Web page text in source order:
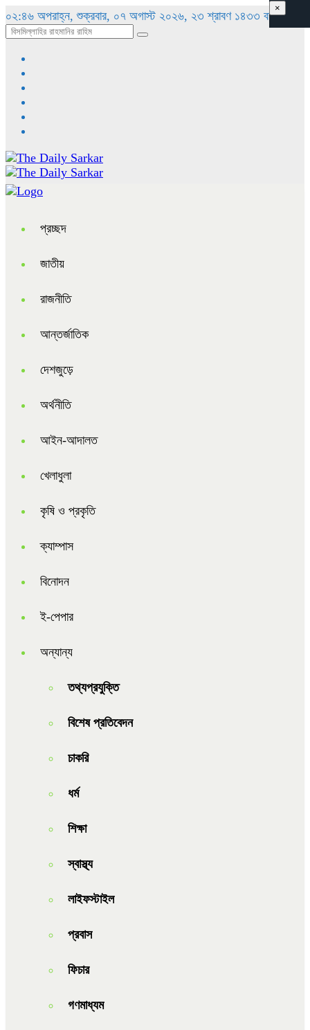
০২:৪৬ অপরাহ্ন, শুক্রবার, ০৭ অগাস্ট ২০২৬, ২৩ শ্রাবণ ১৪৩৩ বঙ্গাব্দ
প্রচ্ছদ
জাতীয়
রাজনীতি
আন্তর্জাতিক
দেশজুড়ে
অর্থনীতি
আইন-আদালত
খেলাধুলা
কৃষি ও প্রকৃতি
ক্যাম্পাস
বিনোদন
ই-পেপার
অন্যান্য
তথ্যপ্রযুক্তি
বিশেষ প্রতিবেদন
চাকরি
ধর্ম
শিক্ষা
স্বাস্থ্য
লাইফস্টাইল
প্রবাস
ফিচার
গণমাধ্যম
×